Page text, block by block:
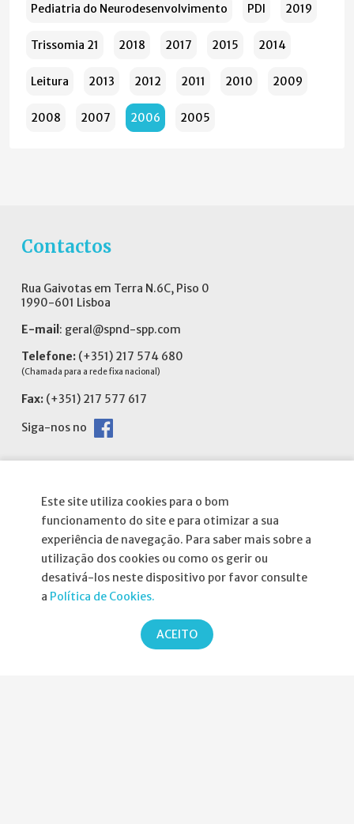
Este site utiliza cookies para o bom
funcionamento do site e para otimizar a sua
experiência de navegação. Para saber mais sobre a
utilização dos cookies ou como os gerir ou
desativá-los neste dispositivo por favor consulte
a Política de Cookies.
ACEITO
Pediatria do Neurodesenvolvimento PDI 2019
Trissomia 21 2018 2017 2015 2014
Leitura 2013 2012 2011 2010 2009
2008 2007 2006 2005
Contactos
Rua Gaivotas em Terra N.6C, Piso 0
1990-601 Lisboa
E-mail : geral@spnd-spp.com
Telefone: (+351) 217 574 680
(Chamada para a rede fixa nacional)
Fax: (+351) 217 577 617
Siga-nos no
Informações
Atribuição da Bolsa SPND
Agenda